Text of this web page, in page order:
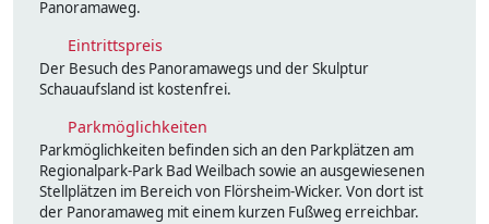
Panoramaweg.
Eintrittspreis
Der Besuch des Panoramawegs und der Skulptur
Schauaufsland ist kostenfrei.
Parkmöglichkeiten
Parkmöglichkeiten befinden sich an den Parkplätzen am
Regionalpark-Park Bad Weilbach sowie an ausgewiesenen
Stellplätzen im Bereich von Flörsheim-Wicker. Von dort ist
der Panoramaweg mit einem kurzen Fußweg erreichbar.